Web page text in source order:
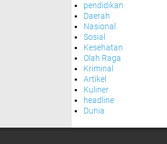
pendidikan
Daerah
Nasional
Sosial
Kesehatan
Olah Raga
Kriminal
Artikel
Kuliner
headline
Dunia